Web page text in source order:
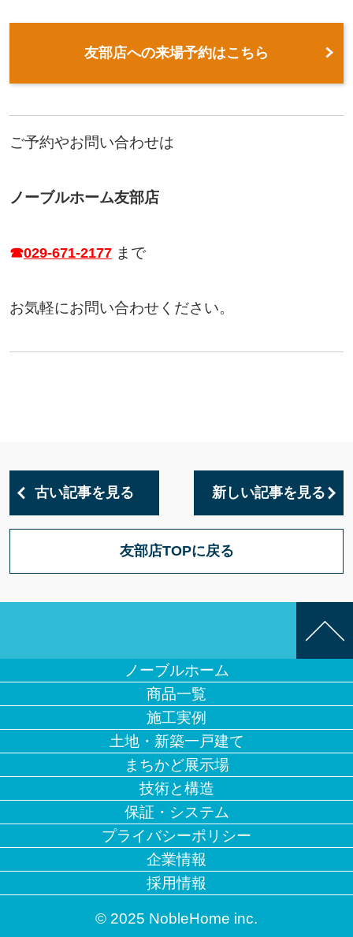
友部店への来場予約はこちら
ご予約やお問い合わせは
ノーブルホーム友部店
☎029-671-2177まで
お気軽にお問い合わせください。
古い記事を見る 新しい記事を見る
友部店TOPに戻る
ノーブルホーム
商品一覧
施工実例
土地・新築一戸建て
まちかど展示場
技術と構造
保証・システム
プライバシーポリシー
企業情報
採用情報
© 2025 NobleHome inc.